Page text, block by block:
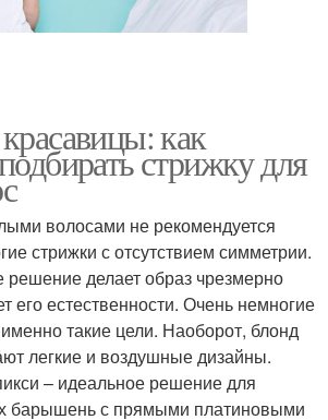
как
стрижку для
волосами не рекомендуется
стрижки с отсутствием симметрии.
решение делает образ чрезмерно
его естественности. Очень немногие
такие цели. Наоборот, блонд
легкие и воздушные дизайны.
– идеальное решение для
барышень с прямыми платиновыми